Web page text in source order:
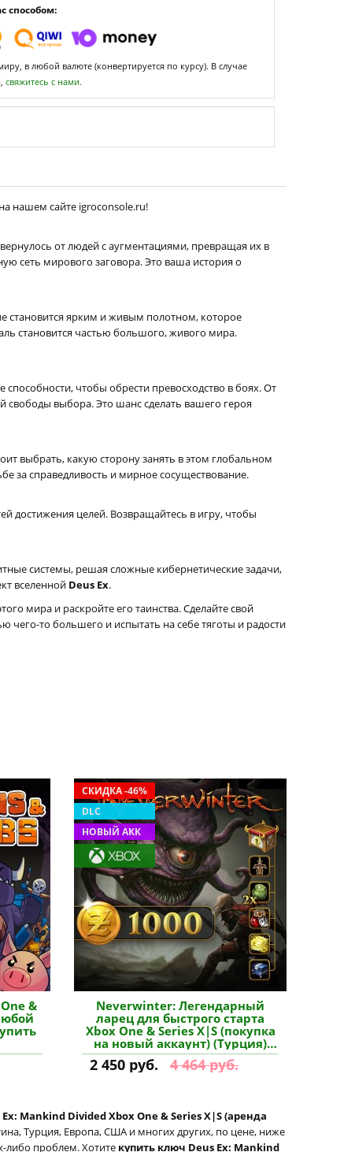
способом:
в любой валюте (конвертируется по курсу). В случае
свяжитесь с нами.
нашем сайте igroconsole.ru!
от людей с аугментациями, превращая их в
сеть мирового заговора. Это ваша история о
становится ярким и живым полотном, которое
становится частью большого, живого мира.
чтобы обрести превосходство в боях. От
свободы выбора. Это шанс сделать вашего героя
выбрать, какую сторону занять в этом глобальном
за справедливость и мирное сосуществование.
достижения целей. Возвращайтесь в игру, чтобы
системы, решая сложные кибернетические задачи,
вселенной Deus Ex.
мира и раскройте его таинства. Сделайте свой
чего-то большего и испытать на себе тяготы и радости
&
СКИДКА -46%
DLC
НОВЫЙ АКК
Neverwinter: Легендарный
ларец для быстрого старта
Xbox One & Series X|S (покупка
на новый аккаунт) (Турция)
купить дополнение
2 450 руб. 4 464 руб.
Ex: Mankind Divided Xbox One & Series X|S (аренда
Турция, Европа, США и многих других, по цене, ниже
либо проблем. Хотите купить ключ Deus Ex: Mankind